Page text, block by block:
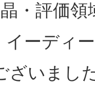
・評価領
ーディ
ざいまし